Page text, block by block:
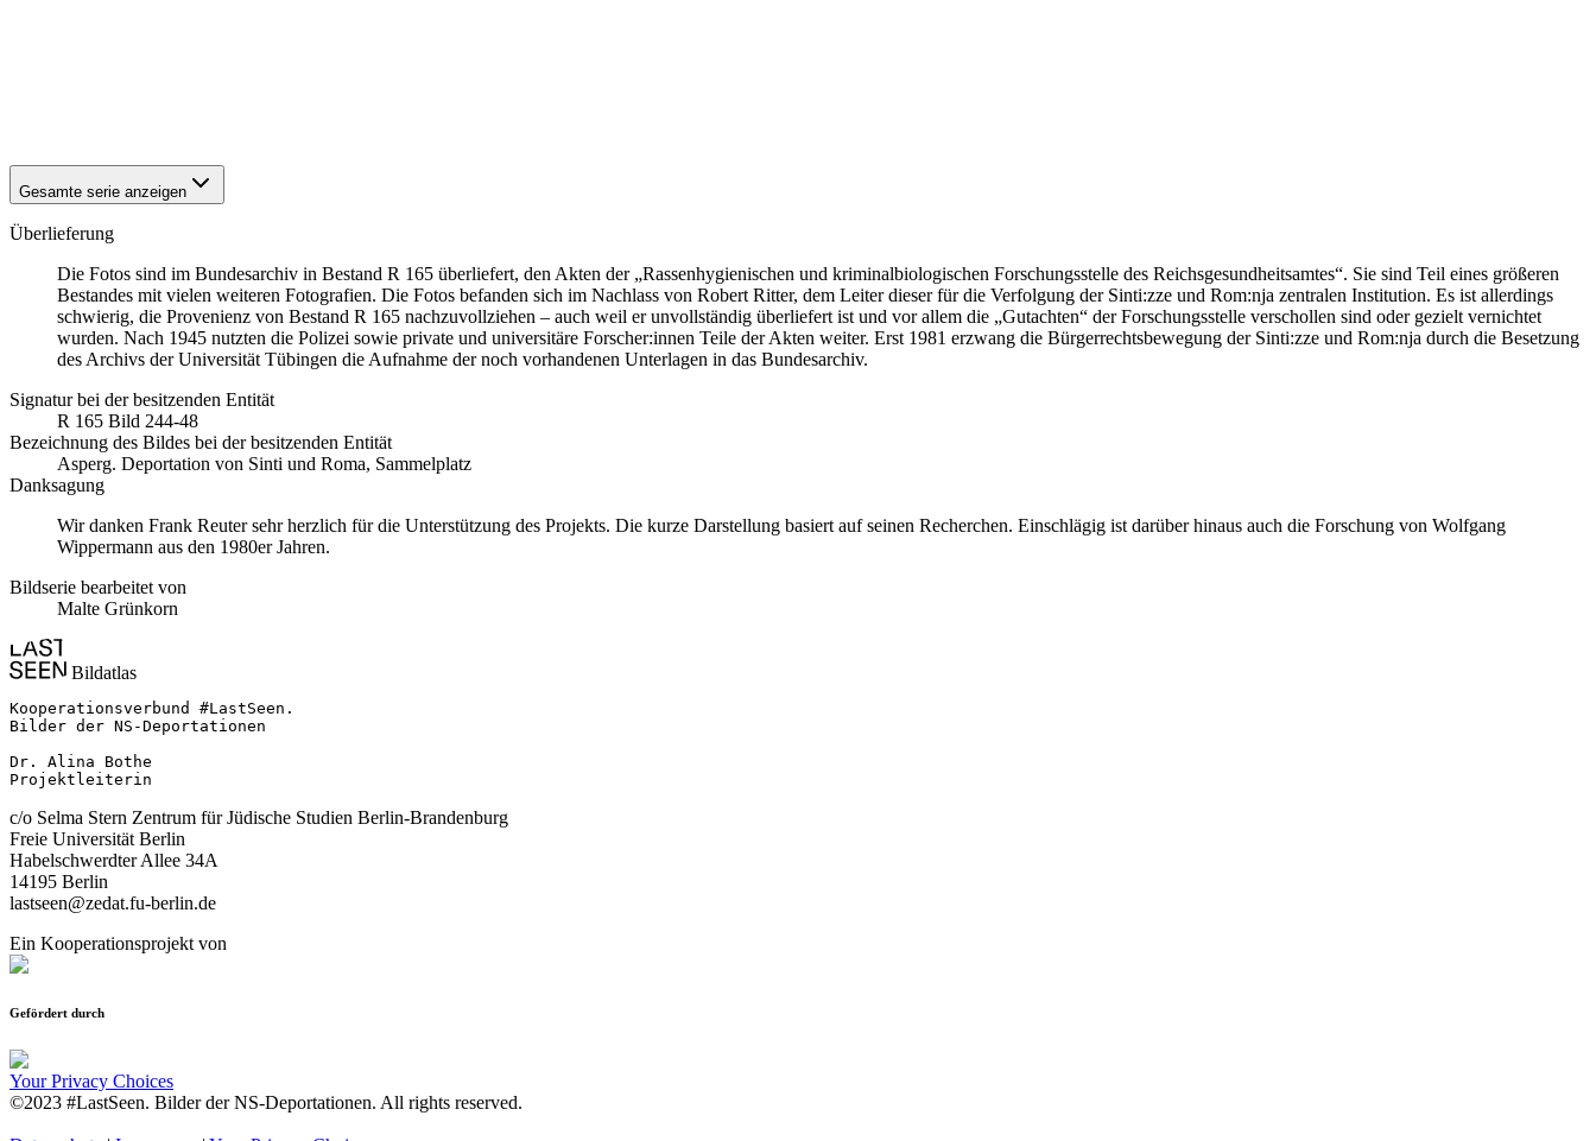
Gesamte serie anzeigen
Überlieferung
Die Fotos sind im Bundesarchiv in Bestand R 165 überliefert, den Akten der „Rassenhygienischen und kriminalbiologischen Forschungsstelle des Reichsgesundheitsamtes“. Sie sind Teil eines größeren
Bestandes mit vielen weiteren Fotografien. Die Fotos befanden sich im Nachlass von Robert Ritter, dem Leiter dieser für die Verfolgung der Sinti:zze und Rom:nja zentralen Institution. Es ist allerdings
schwierig, die Provenienz von Bestand R 165 nachzuvollziehen – auch weil er unvollständig überliefert ist und vor allem die „Gutachten“ der Forschungsstelle verschollen sind oder gezielt vernichtet
wurden. Nach 1945 nutzten die Polizei sowie private und universitäre Forscher:innen Teile der Akten weiter. Erst 1981 erzwang die Bürgerrechtsbewegung der Sinti:zze und Rom:nja durch die Besetzung
des Archivs der Universität Tübingen die Aufnahme der noch vorhandenen Unterlagen in das Bundesarchiv.
Signatur bei der besitzenden Entität
R 165 Bild 244-48
Bezeichnung des Bildes bei der besitzenden Entität
Asperg. Deportation von Sinti und Roma, Sammelplatz
Danksagung
Wir danken Frank Reuter sehr herzlich für die Unterstützung des Projekts. Die kurze Darstellung basiert auf seinen Recherchen. Einschlägig ist darüber hinaus auch die Forschung von Wolfgang
Wippermann aus den 1980er Jahren.
Bildserie bearbeitet von
Malte Grünkorn
Bildatlas
Kooperationsverbund #LastSeen.
Bilder der NS-Deportationen
Dr. Alina Bothe
Projektleiterin
c/o Selma Stern Zentrum für Jüdische Studien Berlin-Brandenburg
Freie Universität Berlin
Habelschwerdter Allee 34A
14195 Berlin
lastseen@zedat.fu-berlin.de
Ein Kooperationsprojekt von
Gefördert durch
Your Privacy Choices
©2023 #LastSeen. Bilder der NS-Deportationen. All rights reserved.